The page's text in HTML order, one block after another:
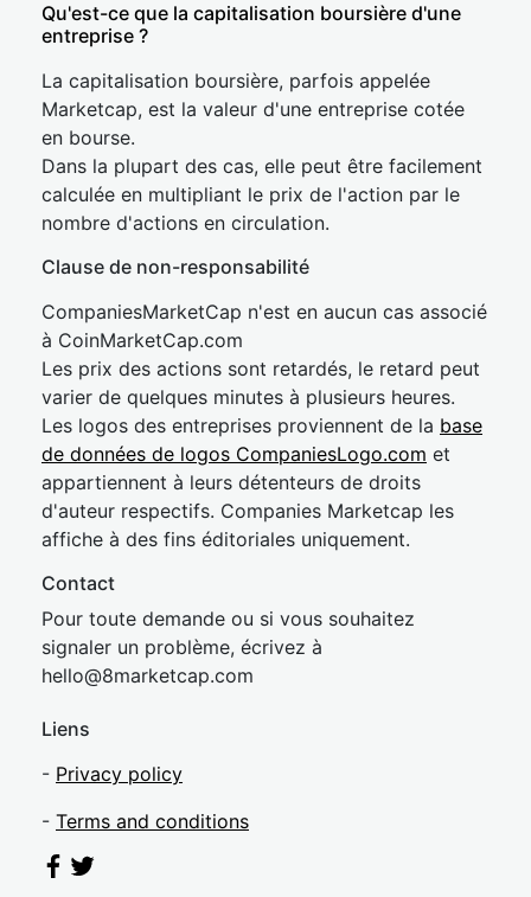
Qu'est-ce que la capitalisation boursière d'une
entreprise ?
La capitalisation boursière, parfois appelée
Marketcap, est la valeur d'une entreprise cotée
en bourse.
Dans la plupart des cas, elle peut être facilement
calculée en multipliant le prix de l'action par le
nombre d'actions en circulation.
Clause de non-responsabilité
CompaniesMarketCap n'est en aucun cas associé
à CoinMarketCap.com
Les prix des actions sont retardés, le retard peut
varier de quelques minutes à plusieurs heures.
Les logos des entreprises proviennent de la base
de données de logos CompaniesLogo.com et
appartiennent à leurs détenteurs de droits
d'auteur respectifs. Companies Marketcap les
affiche à des fins éditoriales uniquement.
Contact
Pour toute demande ou si vous souhaitez
signaler un problème, écrivez à
hello@8marketcap.com
Liens
- Privacy policy
- Terms and conditions